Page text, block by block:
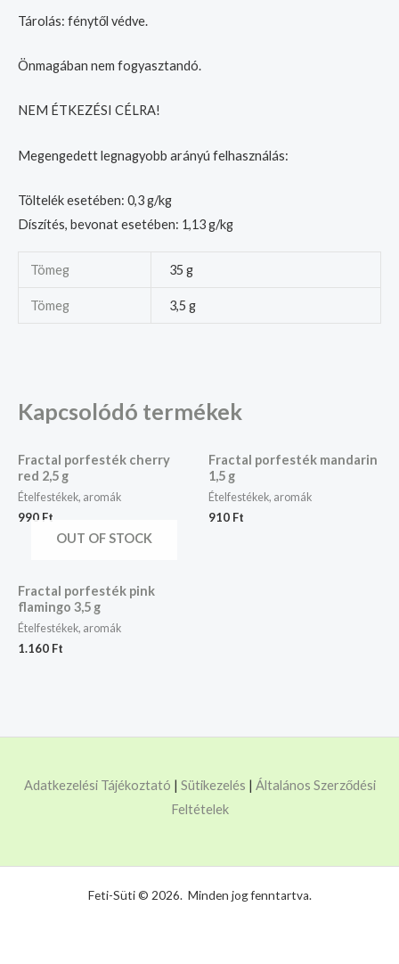
Tárolás: fénytől védve.
Önmagában nem fogyasztandó.
NEM ÉTKEZÉSI CÉLRA!
Megengedett legnagyobb arányú felhasználás:
Töltelék esetében: 0,3 g/kg
Díszítés, bevonat esetében: 1,13 g/kg
Tömeg 35 g
Tömeg 3,5 g
Kapcsolódó termékek
Fractal porfesték cherry
red 2,5 g
Ételfestékek, aromák
990 Ft
Fractal porfesték mandarin
1,5 g
Ételfestékek, aromák
910 Ft
OUT OF STOCK
Fractal porfesték pink
flamingo 3,5 g
Ételfestékek, aromák
1.160 Ft
Adatkezelési Tájékoztató | Sütikezelés | Általános Szerződési
Feltételek
Feti-Süti © 2026. Minden jog fenntartva.